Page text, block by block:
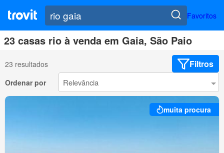
Favoritos
23 casas rio à venda em Gaia, São Paio
23 resultados Filtros
Ordenar por
muita procura